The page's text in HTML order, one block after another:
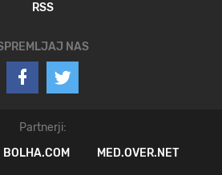
RSS
NAS
Partnerji:
BOLHA.COM MED.OVER.NET